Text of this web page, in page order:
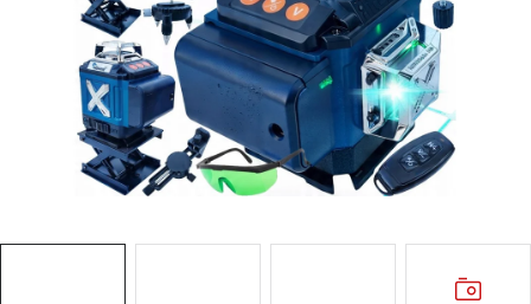
Ochranné pracovné pomôcky
Vianoce
Fotovoltaika